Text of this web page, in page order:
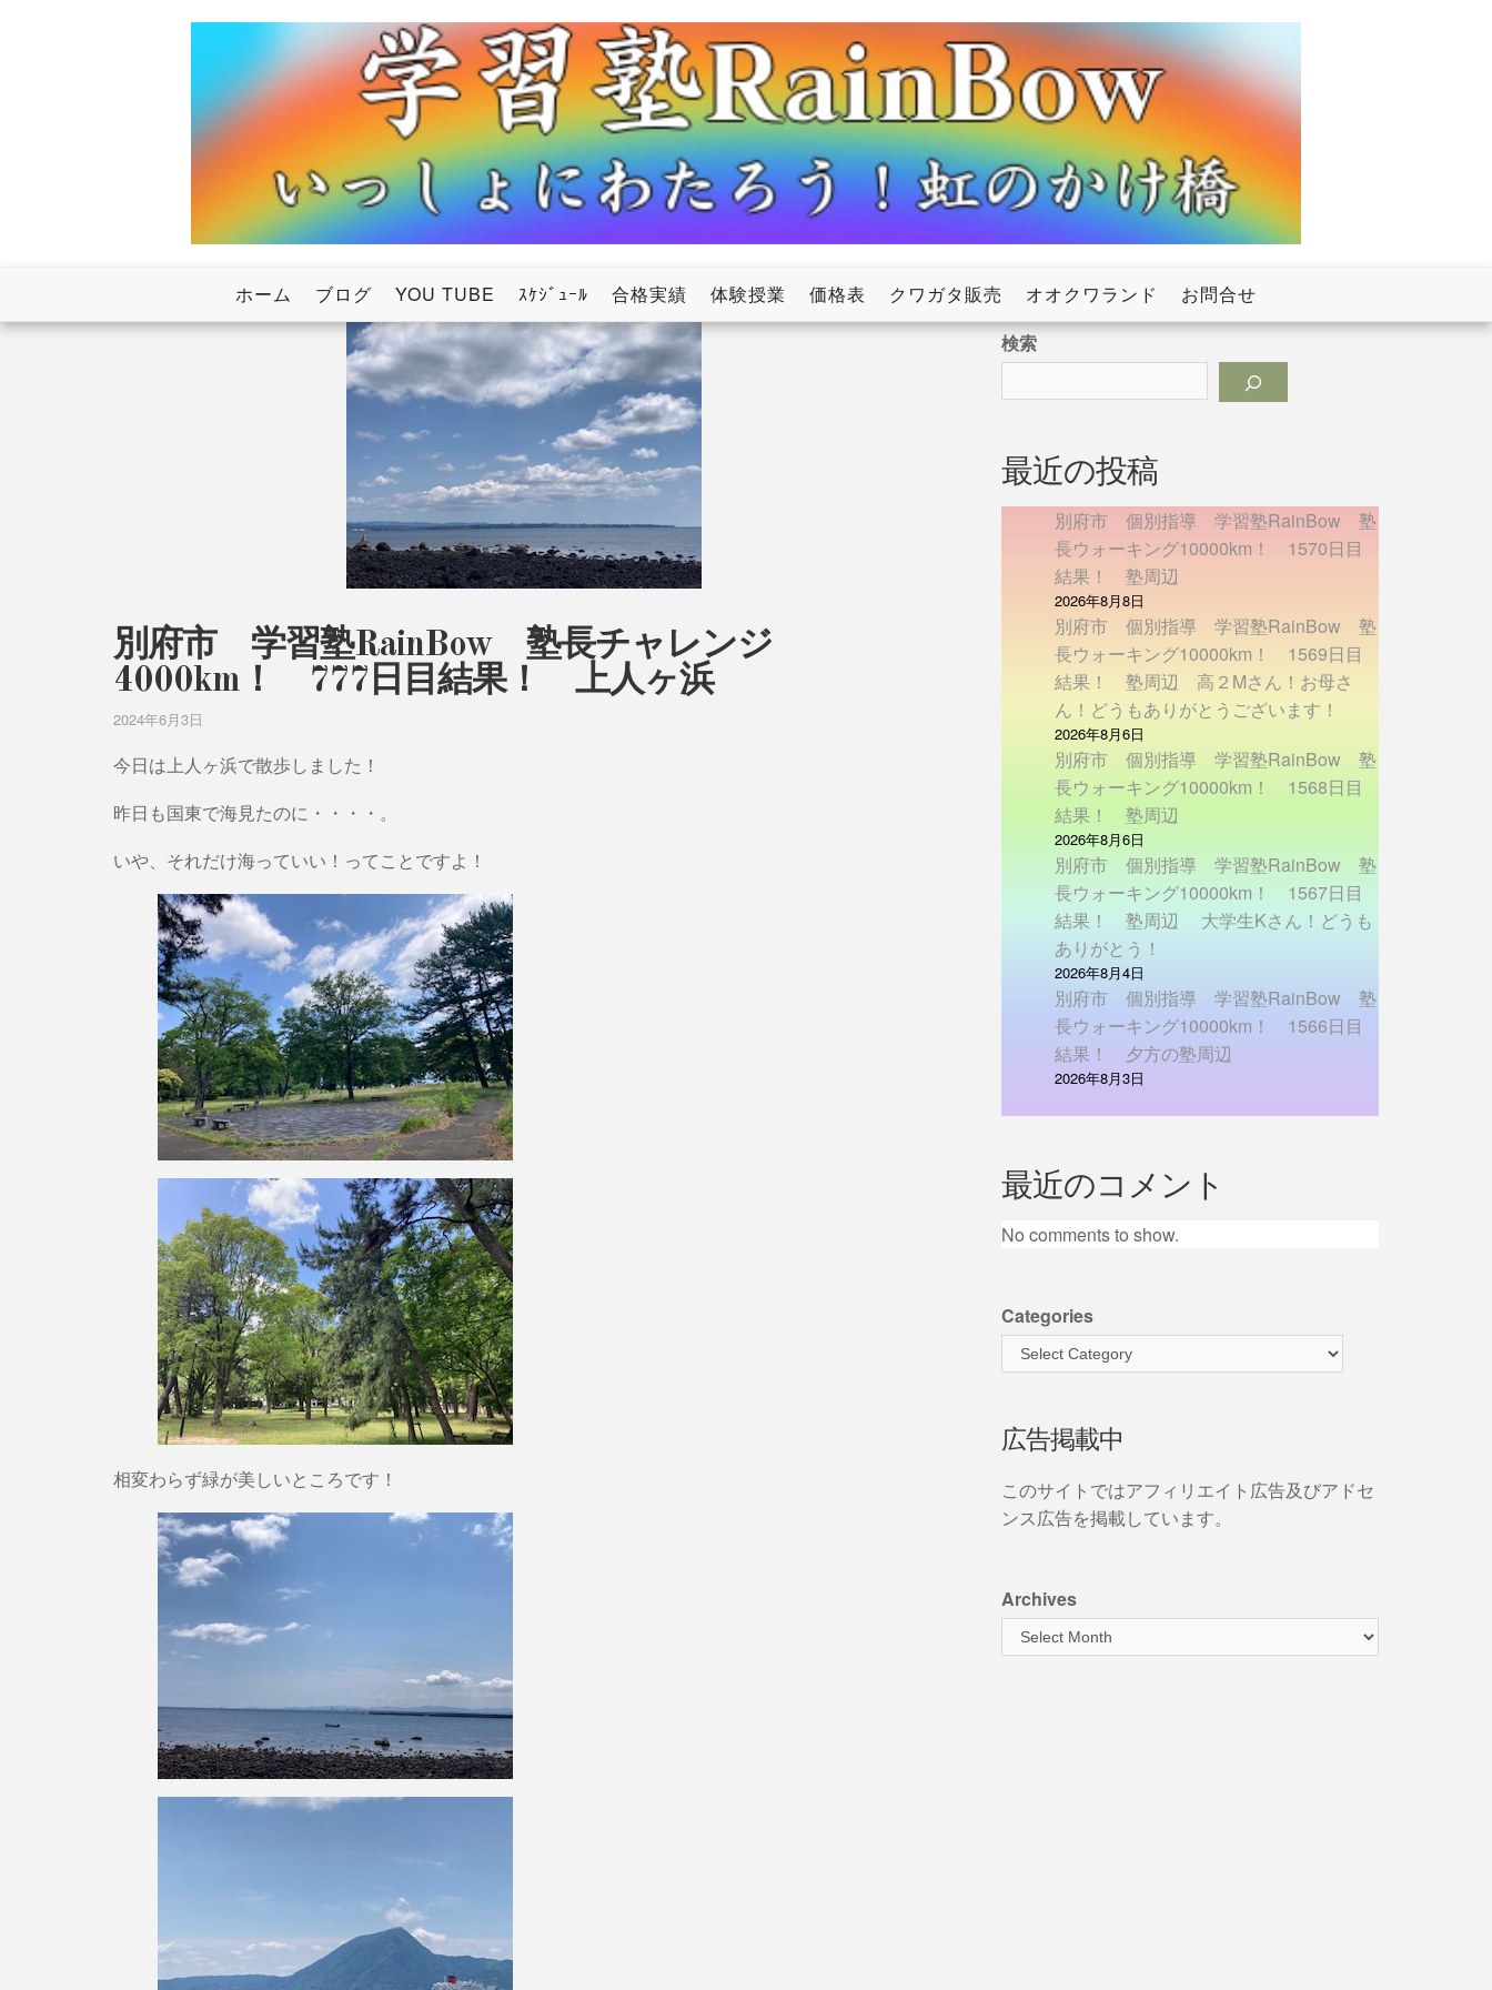
学習塾RainBow
ホーム ブログ YOU TUBE ｽｹｼﾞｭｰﾙ 合格実績 体験授業 価格表 クワガタ販売 オオクワランド お問合せ
別府市 学習塾RainBow 塾長チャレンジ
4000km！ 777日目結果！ 上人ヶ浜
2024年6月3日
今日は上人ヶ浜で散歩しました！
昨日も国東で海見たのに・・・・。
いや、それだけ海っていい！ってことですよ！
相変わらず緑が美しいところです！
検索
最近の投稿
別府市 個別指導 学習塾RainBow 塾
長ウォーキング10000km！ 1570日目
結果！ 塾周辺
2026年8月8日
別府市 個別指導 学習塾RainBow 塾
長ウォーキング10000km！ 1569日目
結果！ 塾周辺 高２Mさん！お母さ
ん！どうもありがとうございます！
2026年8月6日
別府市 個別指導 学習塾RainBow 塾
長ウォーキング10000km！ 1568日目
結果！ 塾周辺
2026年8月6日
別府市 個別指導 学習塾RainBow 塾
長ウォーキング10000km！ 1567日目
結果！ 塾周辺 大学生Kさん！どうも
ありがとう！
2026年8月4日
別府市 個別指導 学習塾RainBow 塾
長ウォーキング10000km！ 1566日目
結果！ 夕方の塾周辺
2026年8月3日
最近のコメント
No comments to show.
Categories
広告掲載中
このサイトではアフィリエイト広告及びアドセ
ンス広告を掲載しています。
Archives